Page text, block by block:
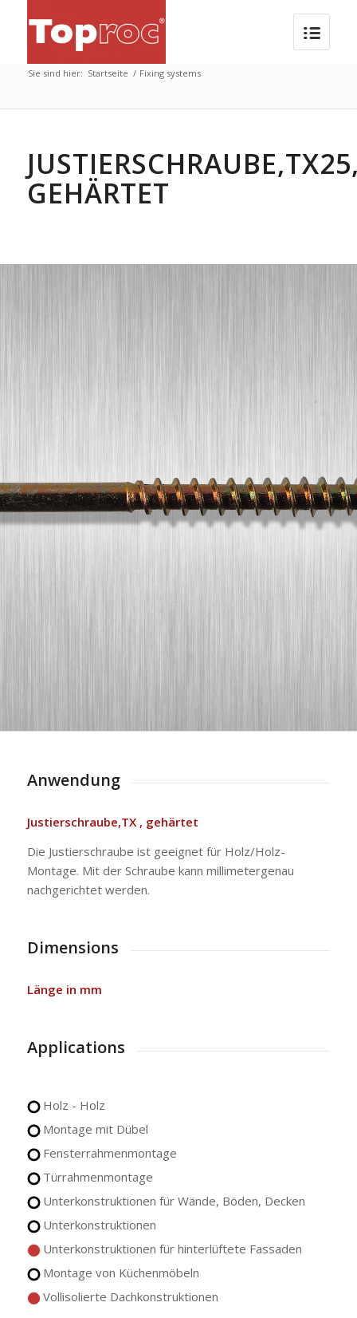
Sie sind hier: Startseite / Fixing systems
GEHÄRTET
Anwendung
Justierschraube,TX , gehärtet
Die Justierschraube ist geeignet für Holz/Holz-
Montage. Mit der Schraube kann millimetergenau
nachgerichtet werden.
Dimensions
Länge in mm
Applications
Holz - Holz
Montage mit Dübel
Fensterrahmenmontage
Türrahmenmontage
Unterkonstruktionen für Wände, Böden, Decken
Unterkonstruktionen
Unterkonstruktionen für hinterlüftete Fassaden
Montage von Küchenmöbeln
Vollisolierte Dachkonstruktionen